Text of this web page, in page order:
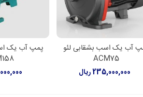
افزودن به سبد خرید
آب یک اسب بشقابی لئو
ACM75
235,000,000 ریال
افزودن به
پمپ آب یک